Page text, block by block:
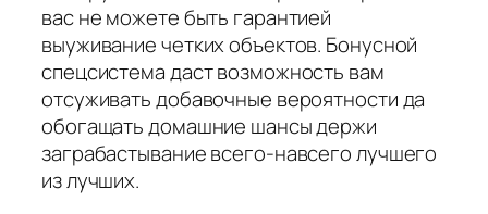
вас не можете быть гарантией
выуживание четких объектов. Бонусной
спецсистема даст возможность вам
отсуживать добавочные вероятности да
обогащать домашние шансы держи
заграбастывание всего-навсего лучшего
из лучших.